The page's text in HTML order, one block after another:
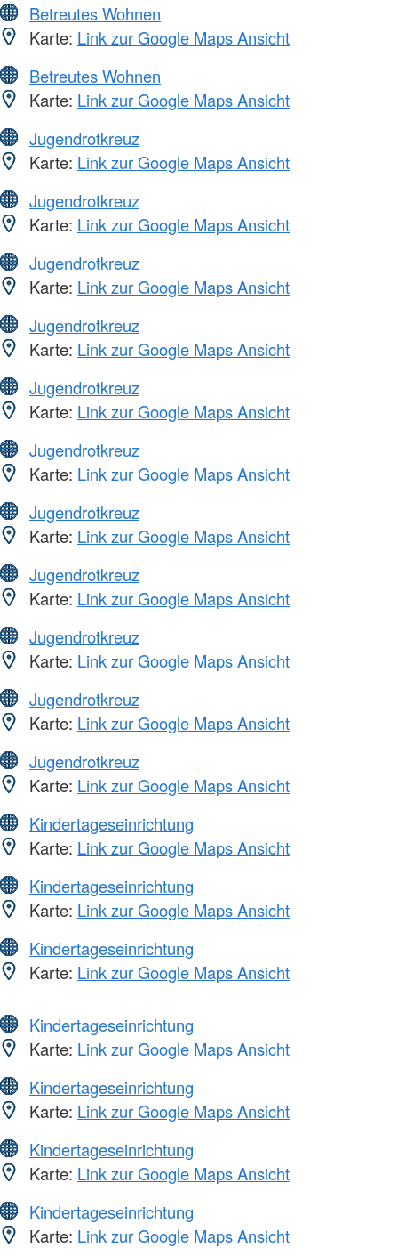
Betreutes Wohnen
Karte: Link zur Google Maps Ansicht
Betreutes Wohnen
Karte: Link zur Google Maps Ansicht
Jugendrotkreuz
Karte: Link zur Google Maps Ansicht
Jugendrotkreuz
Karte: Link zur Google Maps Ansicht
Jugendrotkreuz
Karte: Link zur Google Maps Ansicht
Jugendrotkreuz
Karte: Link zur Google Maps Ansicht
Jugendrotkreuz
Karte: Link zur Google Maps Ansicht
Jugendrotkreuz
Karte: Link zur Google Maps Ansicht
Jugendrotkreuz
Karte: Link zur Google Maps Ansicht
Jugendrotkreuz
Karte: Link zur Google Maps Ansicht
Jugendrotkreuz
Karte: Link zur Google Maps Ansicht
Jugendrotkreuz
Karte: Link zur Google Maps Ansicht
Jugendrotkreuz
Karte: Link zur Google Maps Ansicht
Kindertageseinrichtung
Karte: Link zur Google Maps Ansicht
Kindertageseinrichtung
Karte: Link zur Google Maps Ansicht
Kindertageseinrichtung
Karte: Link zur Google Maps Ansicht
Kindertageseinrichtung
Karte: Link zur Google Maps Ansicht
Kindertageseinrichtung
Karte: Link zur Google Maps Ansicht
Kindertageseinrichtung
Karte: Link zur Google Maps Ansicht
Kindertageseinrichtung
Karte: Link zur Google Maps Ansicht